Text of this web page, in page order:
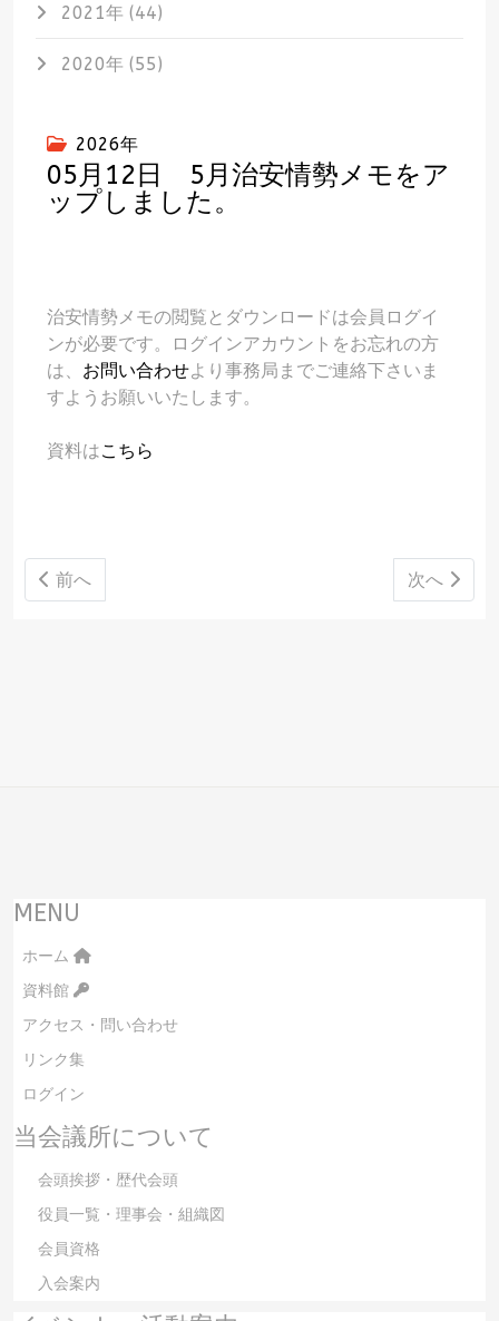
2021年 (44)
2020年 (55)
2026年
05月12日 5月治安情勢メモをア
ップしました。
治安情勢メモの閲覧とダウンロードは会員ログイ
ンが必要です。ログインアカウントをお忘れの方
は、 お問い合わせより事務局までご連絡下さいま
すようお願いいたします。
資料はこちら
前の記事へ: 06月09日 6月治安情勢メモをアップしまし
前へ 次の記事
次へ
MENU
ホーム
資料館
アクセス・問い合わせ
リンク集
ログイン
当会議所について
会頭挨拶・歴代会頭
役員一覧・理事会・組織図
会員資格
入会案内